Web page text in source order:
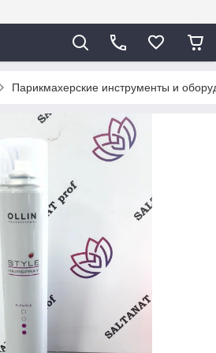
Парикмахерские инструменты и